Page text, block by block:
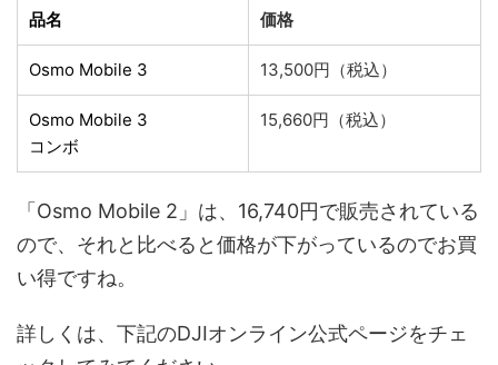
品名 価格
Osmo Mobile 3 13,500円（税込）
Osmo Mobile 3
コンボ
15,660円（税込）
「Osmo Mobile 2」は、16,740円で販売されている
ので、それと比べると価格が下がっているのでお買
い得ですね。
詳しくは、下記のDJIオンライン公式ページをチェ